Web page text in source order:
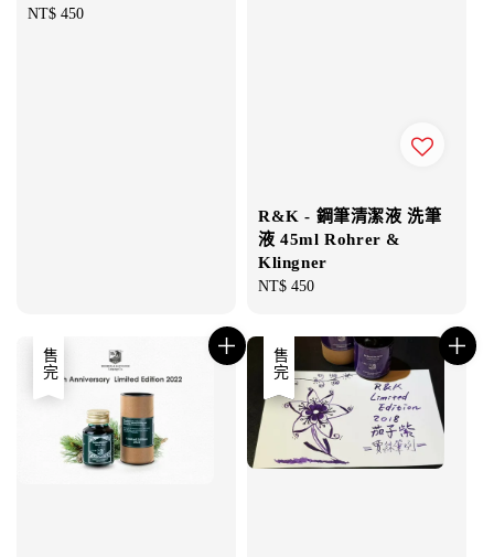
Regular
NT$ 450
R&K - 鋼筆清潔液 洗筆
液 45ml Rohrer &
Klingner
Regular
NT$ 450
售完 優惠
售完